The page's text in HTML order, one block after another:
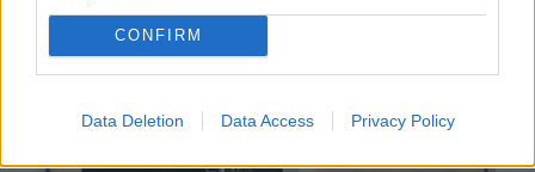
CONFIRM
Data Deletion Data Access Privacy Policy